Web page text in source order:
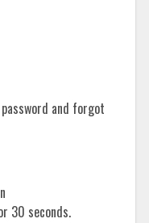
and forgot
30 seconds.